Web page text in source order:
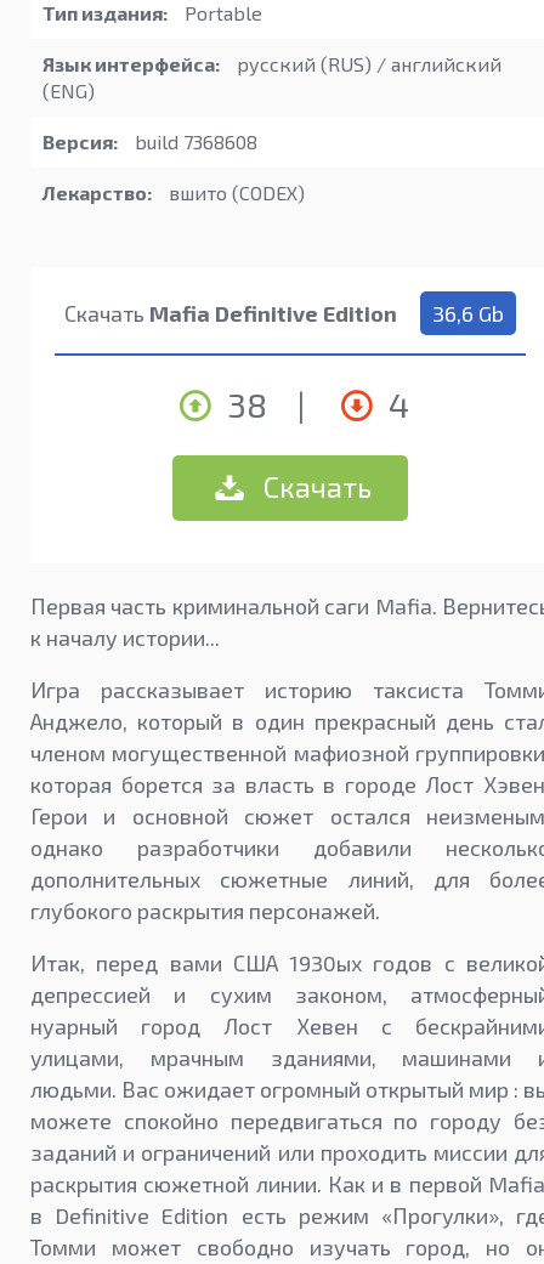
Тип издания: Portable
Язык интерфейса:
русский (RUS) / английский
(ENG)
Версия: build 7368608
Лекарство: вшито (CODEX)
Скачать Mafia Definitive Edition 36,6 Gb
38 | 4
Скачать
Первая часть криминальной саги Mafia.
к началу истории...
Игра рассказывает историю таксиста
Анджело, который в один прекрасный день
членом могущественной мафиозной
которая борется за власть в городе Лост
Герои и основной сюжет остался
однако разработчики добавили
дополнительных сюжетные линий, для
глубокого раскрытия персонажей.
Итак, перед вами США 1930ых годов с
депрессией и сухим законом,
нуарный город Лост Хевен с
улицами, мрачным зданиями, машинами
людьми. Вас ожидает огромный открытый мир :
можете спокойно передвигаться по городу
заданий и ограничений или проходить миссии
раскрытия сюжетной линии. Как и в первой
в Definitive Edition есть режим «Прогулки»,
Томми может свободно изучать город, но